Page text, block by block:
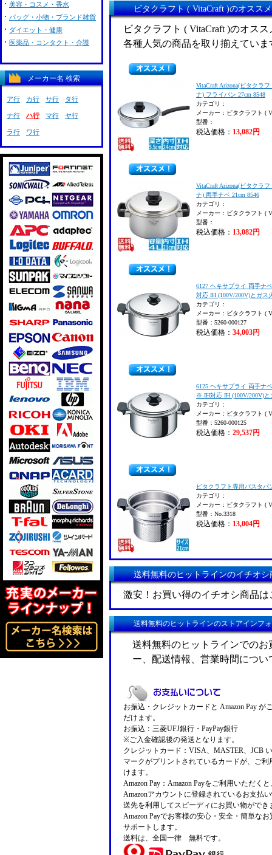
ビタクラフト ( VitaCraft )のオスス
ビタクラフト ( VitaCraft )のオス
各種人気の商品を取り揃えていま
VitaCraft Arizona(ビタクラ
ナ) フライパン 27cm 8548
カテゴリ：
メーカー：ビタクラフト (
型番：
税込価格： 13,082円
VitaCraft Arizona(ビタクラ
ナ) 両手ナベ 21cm 8546
カテゴリ：
メーカー：ビタクラフト (
型番：
税込価格： 13,082円
6127 ヘキサプライ 両手ナ
対応 IH (100V/200V)とガス
カテゴリ：
メーカー：ビタクラフト (
型番：5260-000127
税込価格： 34,003円
6125 ヘキサプライ 両手ナ
※ IH対応 IH (100V/200V)と
カテゴリ：
メーカー：ビタクラフト (
型番：5260-000125
税込価格： 29,537円
ビタクラフト専用パスタパ
カテゴリ：
メーカー：ビタクラフト (
型番：No.3318
税込価格： 13,004円
送料無料のヒットラインのイチオシ
激安！お買い得のイチオシ商品
送料無料のヒットラインのストアインフ
送料無料のヒットラインでの
ー、配送情報、営業時間につ
お振込・クレジットカードと Amazon Pay が
だけます。
お振込：三菱UFJ銀行・PayPay銀行
※ご入金確認後の発送となります。
クレジットカード：VISA、MASTER、JCB
マークがプリントされているカードが、ご利
けます。
Amazon Pay：Amazon Payをご利用いただく
Amazonアカウントに登録されているお支払
送先を利用してスピーディにお買い物ができ
Amazon Payでお客様の安心・安全・簡単な
サポートします。
送料は、全国一律 無料です。
美容・コスメ・香水
バッグ・小物・ブランド雑貨
ダイエット・健康
医薬品・コンタクト・介護
メーカー名 検索
ア行 カ行 サ行 タ行
ナ行 ハ行 マ行 ヤ行
ラ行 ワ行